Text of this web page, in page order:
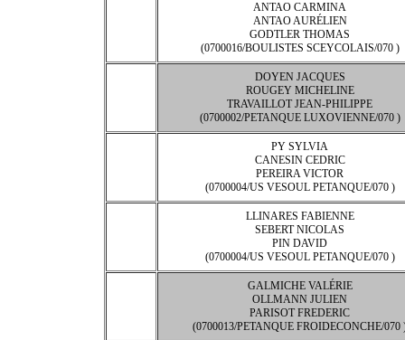
ANTAO CARMINA
ANTAO AURÉLIEN
GODTLER THOMAS
(0700016/BOULISTES SCEYCOLAIS/070 )
DOYEN JACQUES
ROUGEY MICHELINE
TRAVAILLOT JEAN-PHILIPPE
(0700002/PETANQUE LUXOVIENNE/070 )
PY SYLVIA
CANESIN CEDRIC
PEREIRA VICTOR
(0700004/US VESOUL PETANQUE/070 )
LLINARES FABIENNE
SEBERT NICOLAS
PIN DAVID
(0700004/US VESOUL PETANQUE/070 )
GALMICHE VALÉRIE
OLLMANN JULIEN
PARISOT FREDERIC
(0700013/PETANQUE FROIDECONCHE/070